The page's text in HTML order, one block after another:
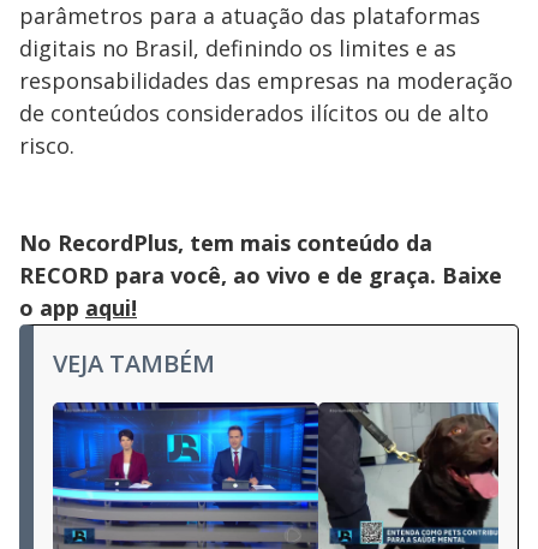
parâmetros para a atuação das plataformas
digitais no Brasil, definindo os limites e as
responsabilidades das empresas na moderação
de conteúdos considerados ilícitos ou de alto
risco.
No RecordPlus, tem mais conteúdo da
RECORD para você, ao vivo e de graça. Baixe
o app aqui!
VEJA TAMBÉM